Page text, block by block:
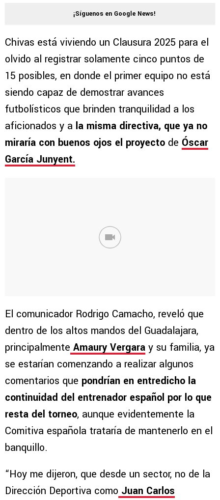
¡Síguenos en Google News!
Chivas está viviendo un Clausura 2025 para el
olvido al registrar solamente cinco puntos de
15 posibles, en donde el primer equipo no está
siendo capaz de demostrar avances
futbolísticos que brinden tranquilidad a los
aficionados y a la misma directiva, que ya no
miraría con buenos ojos el proyecto de Óscar
García Junyent.
El comunicador Rodrigo Camacho, reveló que
dentro de los altos mandos del Guadalajara,
principalmente Amaury Vergara y su familia, ya
se estarían comenzando a realizar algunos
comentarios que pondrían en entredicho la
continuidad del entrenador español por lo que
resta del torneo, aunque evidentemente la
Comitiva española trataría de mantenerlo en el
banquillo.
“Hoy me dijeron, que desde un sector, no de la
Dirección Deportiva como Juan Carlos